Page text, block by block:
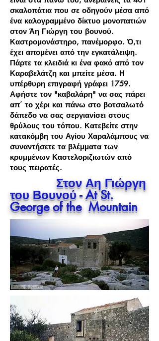
σκαλοπάτια που σε οδηγούν μέσα από
ένα καλογραμμένο δίκτυο μονοπατιών
στον Άη Γιώργη του βουνού.
Καστρομονάστηρο, πανέμορφο. Ό,τι
έχει απομένει από την εγκατάλειψη.
Πάρτε τα κλειδιά κι ένα φακό από τον
Καραβελάτζη και μπείτε μέσα. Η
υπέρθυρη επιγραφή γράφει 1759.
Αφήστε τον "καβαλάρη" να σας πάρει
απ΄ το χέρι και πάνω στο βοτσαλωτό
δάπεδο να σας σεργιανίσει στους
θρύλους του τόπου. Κατεβείτε στην
κατακόμβη του Αγίου Χαραλάμπους να
συναντήσετε τα βλέμματα των
κρυμμένων Καστελοριζιωτών από
τους πειρατές.
Στον Αη Γιώργη
του Βουνού - At St.
George of the Mountain